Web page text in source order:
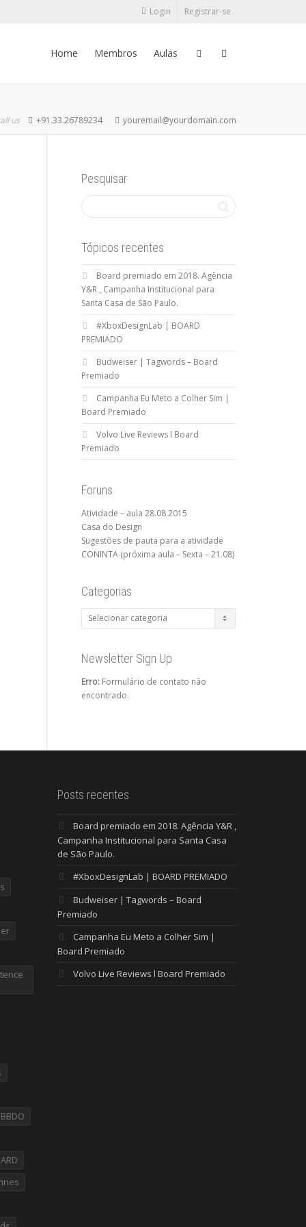
Login Registrar-se
Home Membros Aulas
us +91.33.26789234 youremail@yourdomain.com
Pesquisar
Tópicos recentes
Board premiado em 2018. Agência
Y&R , Campanha Institucional para
Santa Casa de São Paulo.
#XboxDesignLab | BOARD
PREMIADO
Budweiser | Tagwords – Board
Premiado
Campanha Eu Meto a Colher Sim |
Board Premiado
Volvo Live Reviews l Board
Premiado
Foruns
Atividade – aula 28.08.2015
Casa do Design
Sugestões de pauta para a atividade
CONINTA (próxima aula – Sexta – 21.08)
Categorias
Categorias
Newsletter Sign Up
Erro:Formulário de contato não
encontrado.
Posts recentes
Board premiado em 2018. Agência Y&R ,
Campanha Institucional para Santa Casa
de São Paulo.
#XboxDesignLab | BOARD PREMIADO
Budweiser | Tagwords – Board
Premiado
Campanha Eu Meto a Colher Sim |
Board Premiado
Volvo Live Reviews l Board Premiado